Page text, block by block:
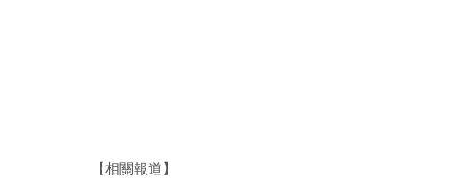
【相關報道】